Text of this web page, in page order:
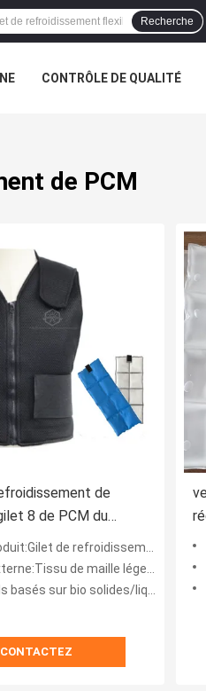
Recherche
CONTRÔLE DE QUALITÉ
de PCM
de
8 de PCM du
68f élevé
de refroidissement de changement de phase
maille léger de polyester avec le revêtement thermique
sur bio solides/liquides de SL-PCMs
CONTACTEZ